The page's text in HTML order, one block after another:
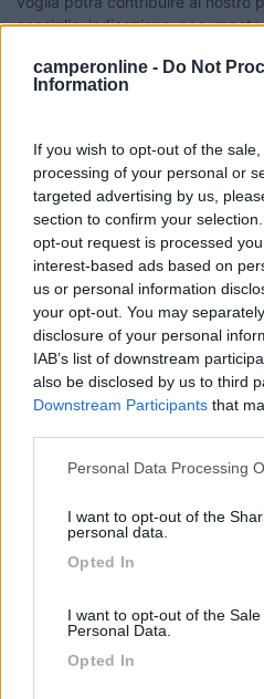
camperonline - Do Not
Information
If you wish to opt-out of the
processing of your personal or
targeted advertising by us,
section to confirm your
opt-out request is processed
interest-based ads based on
us or personal information
your opt-out. You may
disclosure of your personal
IAB’s list of downstream
also be disclosed by us to third
Downstream Participants that
Please note that this website/
not limited to your visit or usage
grant or deny consent to
use your data for below
Personal Data Processing
I want to opt-out of the
personal data.
Opted In
I want to opt-out of the
Personal Data.
Opted In
consiglio, indicazione, ecc. renato
amper
550
sicuramente si, come zona e'
anni fa' non in camper e il posto
costa oristanese..
cucciolotto
1364
Inserito il04/02/2015 alle:
quote:Risposta al messaggio di
data 04/02/2015 10:16:24 (
finestra )>
> Interessante? Altro che![:D]
senna99
Inserito il04/02/2015 alle:
Saluti,effettivamente in quel
non sono molte,potrebbe essere
scarico e altri servizi oppure
più per far apprezzare le vostre
specialità. Ciao [:)][:)]